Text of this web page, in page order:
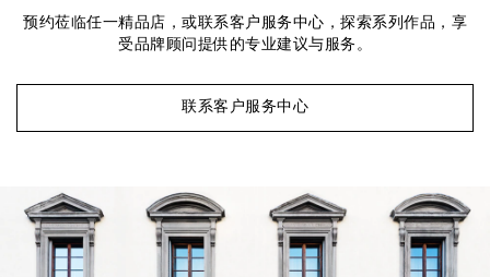
预约莅临任一精品店，或联系客户服务中心，探索系列作品，享
受品牌顾问提供的专业建议与服务。
联系客户服务中心